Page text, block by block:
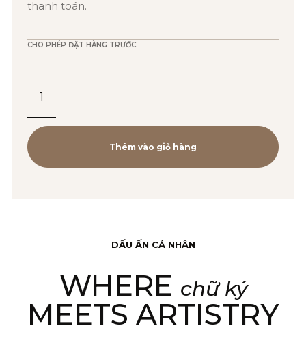
thanh toán.
CHO PHÉP ĐẶT HÀNG TRƯỚC
URB
PRM
Đ-
Thêm vào giỏ hàng
DẤU ẤN CÁ NHÂN
WHERE chữ ký
MEETS ARTISTRY